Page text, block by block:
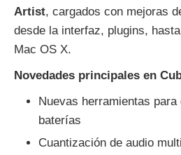
Artist, cargados con mejoras
desde la interfaz, plugins,
Mac OS X.
Novedades principales en
Nuevas herramientas
baterías
Cuantización de audio